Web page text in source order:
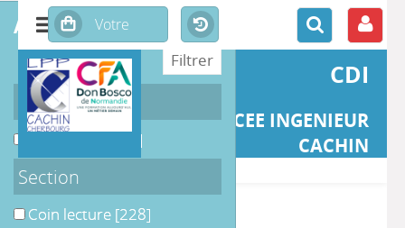
CDI
LYCEE INGENIEUR
CACHIN
>> Retour
affiner ou comparer
Support
[235]
Section
Coin lecture [228]